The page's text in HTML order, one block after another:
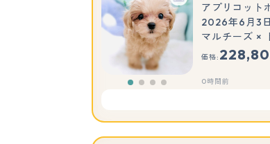
アプリコット
2026年6月3日
マルチーズ ×
価格:
0時間前